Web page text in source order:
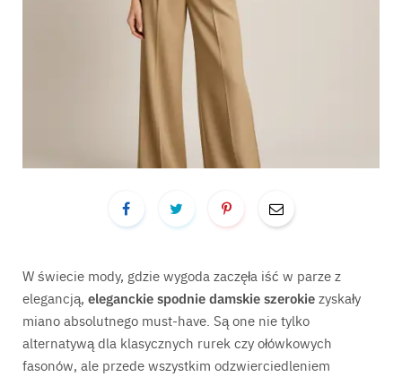
W świecie mody, gdzie wygoda zaczęła iść w parze z
elegancją, eleganckie spodnie damskie szerokiezyskały
miano absolutnego must-have. Są one nie tylko
alternatywą dla klasycznych rurek czy ołówkowych
fasonów, ale przede wszystkim odzwierciedleniem